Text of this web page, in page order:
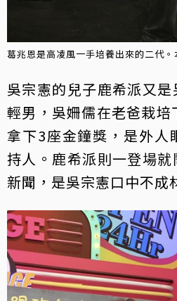
葛兆恩是高凌風一手培養出來的二代。
吳宗憲的兒子鹿希派又
輕男，吳姍儒在老爸栽
拿下3座金鐘獎，是外人
持人。鹿希派則一登場
新聞，是吳宗憲口中不成